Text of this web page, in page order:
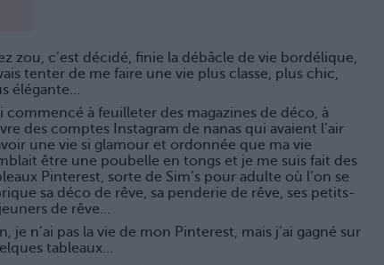
zou, c’est décidé, finie la débâcle de vie bordélique,
tenter de me faire une vie plus classe, plus chic,
élégante…
commencé à feuilleter des magazines de déco, à
des comptes Instagram de nanas qui avaient l’air
une vie si glamour et ordonnée que ma vie
être une poubelle en tongs et je me suis fait des
Pinterest, sorte de Sim’s pour adulte où l’on se
sa déco de rêve, sa penderie de rêve, ses petits-
de rêve…
je n’ai pas la vie de mon Pinterest, mais j’ai gagné sur
tableaux…